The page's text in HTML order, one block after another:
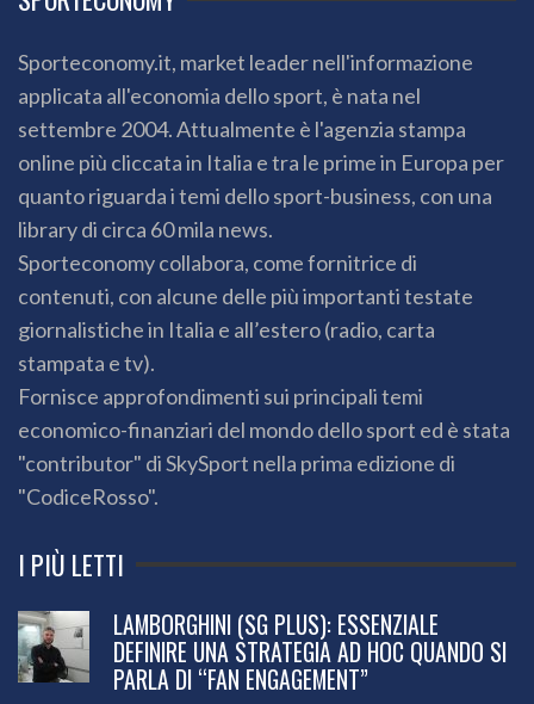
Sporteconomy.it, market leader nell'informazione
applicata all'economia dello sport, è nata nel
settembre 2004. Attualmente è l'agenzia stampa
online più cliccata in Italia e tra le prime in Europa per
quanto riguarda i temi dello sport-business, con una
library di circa 60 mila news.
Sporteconomy collabora, come fornitrice di
contenuti, con alcune delle più importanti testate
giornalistiche in Italia e all’estero (radio, carta
stampata e tv).
Fornisce approfondimenti sui principali temi
economico-finanziari del mondo dello sport ed è stata
"contributor" di SkySport nella prima edizione di
"CodiceRosso".
I PIÙ LETTI
LAMBORGHINI (SG PLUS): ESSENZIALE
DEFINIRE UNA STRATEGIA AD HOC QUANDO SI
PARLA DI “FAN ENGAGEMENT”